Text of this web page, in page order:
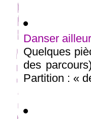
Danser
Quelques
des
Partition : «